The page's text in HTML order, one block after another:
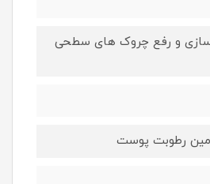
و رفع چروک های سطحی
رطوبت پوست